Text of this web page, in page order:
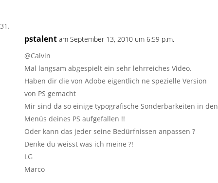
pstalent am September 13, 2010 um 6:59 p.m.
@Calvin
Mal langsam abgespielt ein sehr lehrreiches Video.
Haben dir die von Adobe eigentlich ne spezielle Version
von PS gemacht
Mir sind da so einige typografische Sonderbarkeiten in den
Menüs deines PS aufgefallen !!
Oder kann das jeder seine Bedürfnissen anpassen ?
Denke du weisst was ich meine ?!
LG
Marco